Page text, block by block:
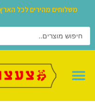
משלוחים מהירים לכל הארץ |